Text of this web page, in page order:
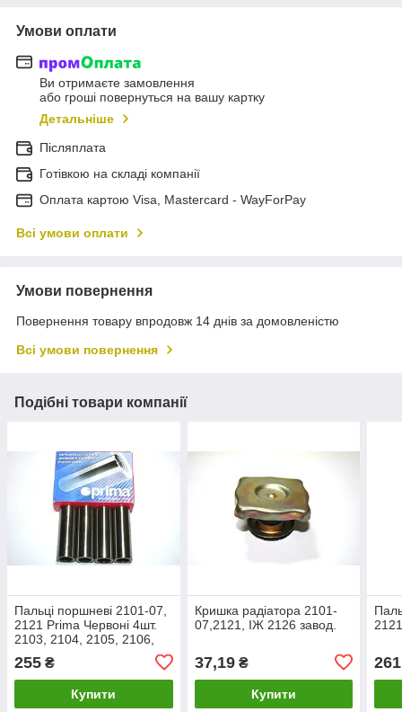
Умови оплати
Ви отримаєте замовлення
або гроші повернуться на вашу картку
Детальніше
Післяплата
Готівкою на складі компанії
Оплата картою Visa, Mastercard - WayForPay
Всі умови оплати
Умови повернення
Повернення товару впродовж 14 днів за домовленістю
Всі умови повернення
Подібні товари компанії
Пальці поршневі 2101-07,
2121 Prima Червоні 4шт.
2103, 2104, 2105, 2106,
2107, 2121, 21213, 21214,
2123
255 ₴
Купити
Кришка радіатора 2101-
07,2121, ІЖ 2126 завод.
37,19₴
Купити